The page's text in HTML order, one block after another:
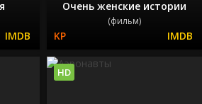
Очень женские истории
(фильм)
HD